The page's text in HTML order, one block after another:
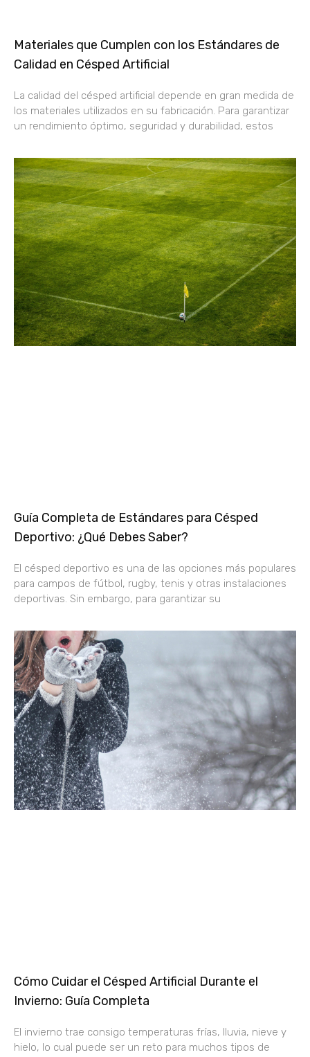
Materiales que Cumplen con los Estándares de
Calidad en Césped Artificial
La calidad del césped artificial depende en gran medida de
los materiales utilizados en su fabricación. Para garantizar
un rendimiento óptimo, seguridad y durabilidad, estos
Guía Completa de Estándares para Césped
Deportivo: ¿Qué Debes Saber?
El césped deportivo es una de las opciones más populares
para campos de fútbol, rugby, tenis y otras instalaciones
deportivas. Sin embargo, para garantizar su
Cómo Cuidar el Césped Artificial Durante el
Invierno: Guía Completa
El invierno trae consigo temperaturas frías, lluvia, nieve y
hielo, lo cual puede ser un reto para muchos tipos de